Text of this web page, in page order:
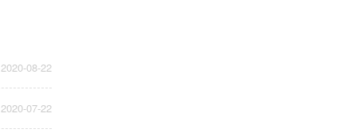
2020-08-22
2020-07-22